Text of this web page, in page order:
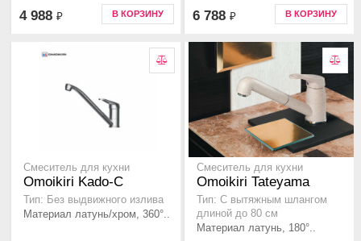
4 988 ₽ В КОРЗИНУ 6 788 ₽ В КОРЗИНУ
Смеситель для кухни
Omoikiri Kado-C
Тип: Без выдвижного излива
Материал латунь/хром, 360°..
Смеситель для кухни
Omoikiri Tateyama
Тип: C вытяжным шлангом
длиной до 80 см
Материал латунь, 180°..